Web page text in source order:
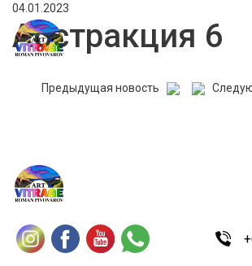
04.01.2023
Абстракция 6
Предыдущая новость